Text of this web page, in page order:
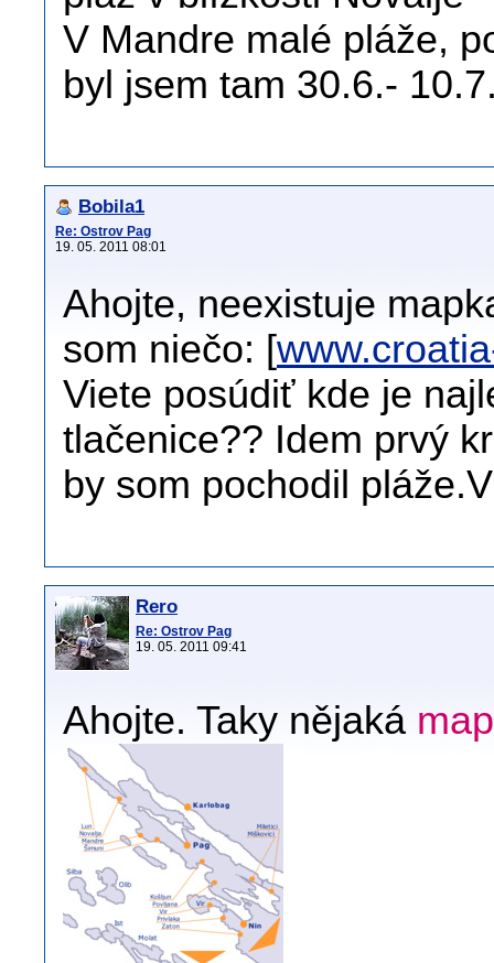
V Mandre malé pláže,
byl jsem tam 30.6.-
Bobila1
Re: Ostrov Pag
19. 05. 2011 08:01
Ahojte, neexistuje
som niečo: [
Viete posúdiť kde je
tlačenice?? Idem prvý
by som pochodil
Rero
Re: Ostrov Pag
19. 05. 2011 09:41
Ahojte. Taky nějaká